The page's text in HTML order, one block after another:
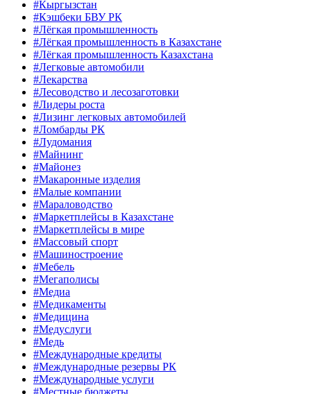
#Кыргызстан
#Кэшбеки БВУ РК
#Лёгкая промышленность
#Лёгкая промышленность в Казахстане
#Лёгкая промышленность Казахстана
#Легковые автомобили
#Лекарства
#Лесоводство и лесозаготовки
#Лидеры роста
#Лизинг легковых автомобилей
#Ломбарды РК
#Лудомания
#Майнинг
#Майонез
#Макаронные изделия
#Малые компании
#Мараловодство
#Маркетплейсы в Казахстане
#Маркетплейсы в мире
#Массовый спорт
#Машиностроение
#Мебель
#Мегаполисы
#Медиа
#Медикаменты
#Медицина
#Медуслуги
#Медь
#Международные кредиты
#Международные резервы РК
#Международные услуги
#Местные бюджеты